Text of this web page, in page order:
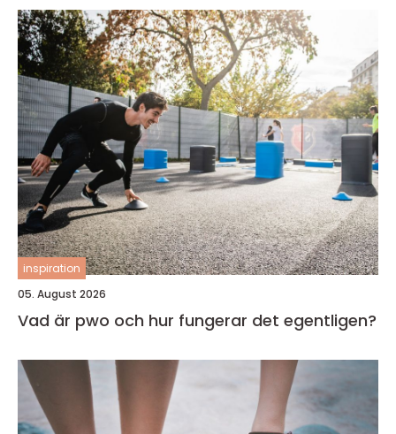
inspiration
05. August 2026
Vad är pwo och hur fungerar det egentligen?